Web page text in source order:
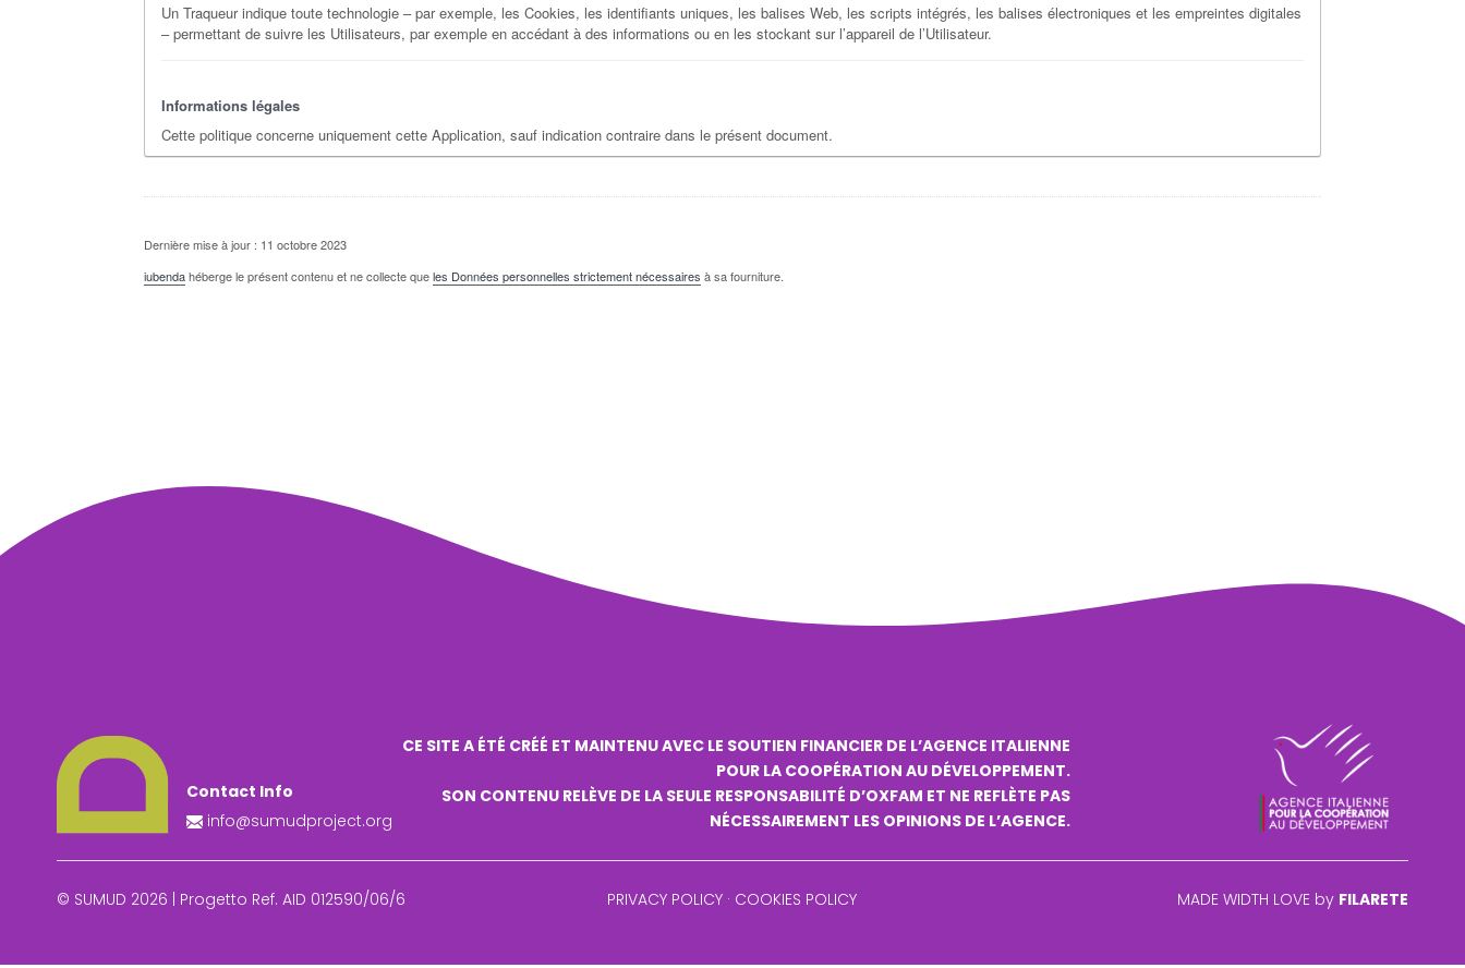
Un Traqueur indique toute technologie – par exemple, les Cookies, les identifiants uniques, les balises Web, les scripts intégrés, les balises électroniques et les empreintes digitales
– permettant de suivre les Utilisateurs, par exemple en accédant à des informations ou en les stockant sur l’appareil de l’Utilisateur.
Informations légales
Cette politique concerne uniquement cette Application, sauf indication contraire dans le présent document.
Dernière mise à jour : 11 octobre 2023
iubendahéberge le présent contenu et ne collecte queles Données personnelles strictement nécessaires à sa fourniture.
Contact Info
info@sumudproject.org
CE SITE A ÉTÉ CRÉÉ ET MAINTENU AVEC LE SOUTIEN FINANCIER DE L’AGENCE ITALIENNE
POUR LA COOPÉRATION AU DÉVELOPPEMENT.
SON CONTENU RELÈVE DE LA SEULE RESPONSABILITÉ D’OXFAM ET NE REFLÈTE PAS
NÉCESSAIREMENT LES OPINIONS DE L’AGENCE.
© SUMUD 2026 | Progetto Ref. AID 012590/06/6 PRIVACY POLICY · COOKIES POLICY MADE WIDTH LOVE by FILARETE